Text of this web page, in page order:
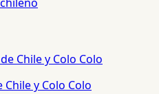
y Colo Colo